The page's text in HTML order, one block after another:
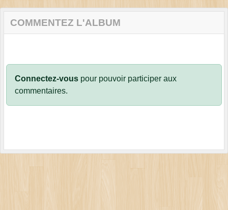
COMMENTEZ L'ALBUM
Connectez-vous pour pouvoir participer aux
commentaires.